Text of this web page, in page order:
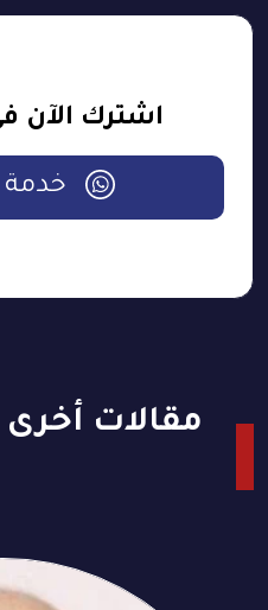
اشترك الآن
خدمة
مقالات أخرى